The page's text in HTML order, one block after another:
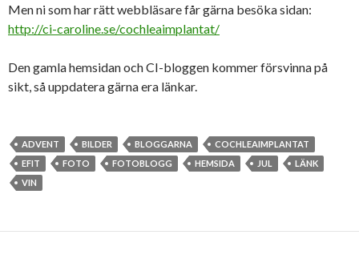
Men ni som har rätt webbläsare får gärna besöka sidan:
http://ci-caroline.se/cochleaimplantat/
Den gamla hemsidan och CI-bloggen kommer försvinna på
sikt, så uppdatera gärna era länkar.
ADVENT BILDER BLOGGARNA
COCHLEAIMPLANTAT
EFIT
FOTO FOTOBLOGG HEMSIDA JUL
LÄNK
VIN